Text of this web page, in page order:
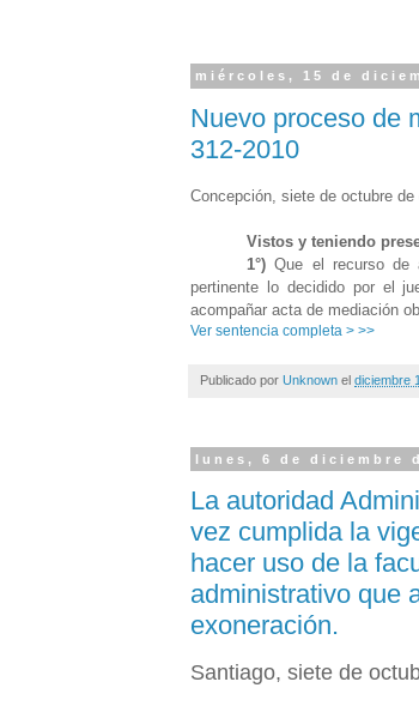
miércoles, 15 de
Nuevo proceso de
312-2010
Concepción, siete de octubre
Vistos y teniendo
1°) Que el recurso de
pertinente lo decidido por el
acompañar acta de mediación
Ver sentencia completa > >>
Publicado por Unknown el diciembre
lunes, 6 de diciembre
La autoridad
vez cumplida la
hacer uso de la
administrativo que
exoneración.
Santiago, siete de